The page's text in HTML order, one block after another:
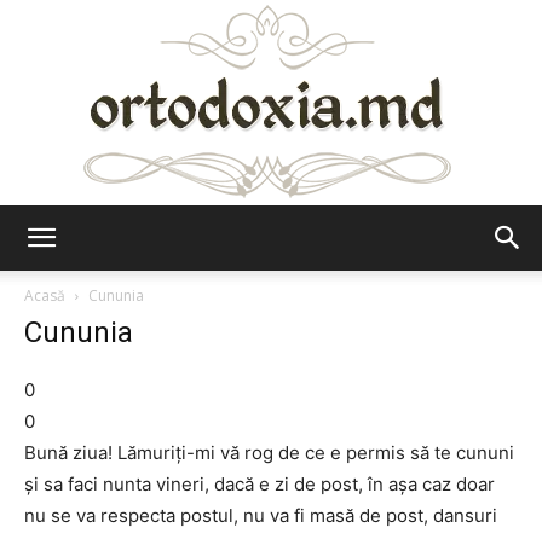
Acasă
Cununia
Cununia
0
0
Bună ziua! Lămuriţi-mi vă rog de ce e permis să te cununi
şi sa faci nunta vineri, dacă e zi de post, în aşa caz doar
nu se va respecta postul, nu va fi masă de post, dansuri